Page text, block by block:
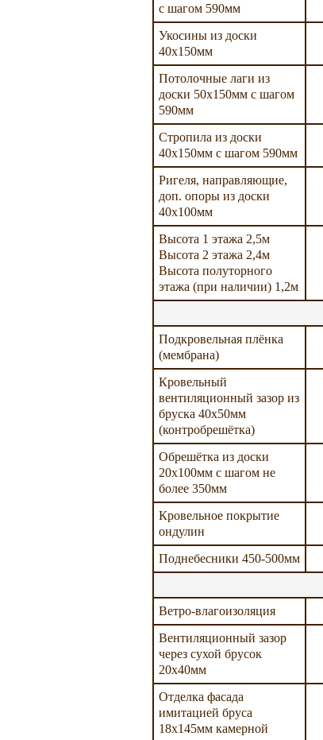
с шагом 590мм
Укосины из доски
40х150мм
Потолочные лаги из
доски 50х150мм с шагом
590мм
Стропила из доски
40х150мм с шагом 590мм
Ригеля, направляющие,
доп. опоры из доски
40х100мм
Высота 1 этажа 2,5м
Высота 2 этажа 2,4м
Высота полуторного
этажа (при наличии) 1,2м
Подкровельная плёнка
(мембрана)
Кровельный
вентиляционный зазор из
бруска 40х50мм
(контробрешётка)
Обрешётка из доски
20х100мм с шагом не
более 350мм
Кровельное покрытие
ондулин
Поднебесники 450-500мм
Ветро-влагоизоляция
Вентиляционный зазор
через сухой брусок
20х40мм
Отделка фасада
имитацией бруса
18х145мм камерной